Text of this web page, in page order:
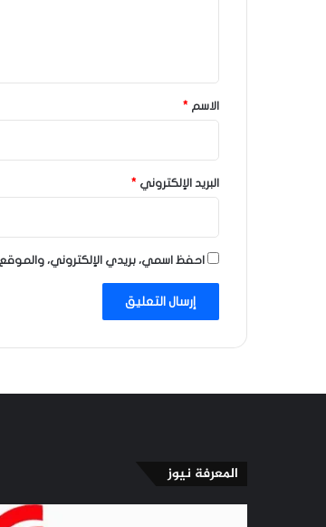
*الاسم *
البريد الإلكتروني *
احفظ اسمي، بريدي الإلكتروني،
المعرفة نيوز